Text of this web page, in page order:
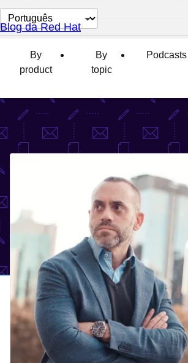
Selecionar
idioma
Blog da Red Hat
By
product
By
topic
Podcasts